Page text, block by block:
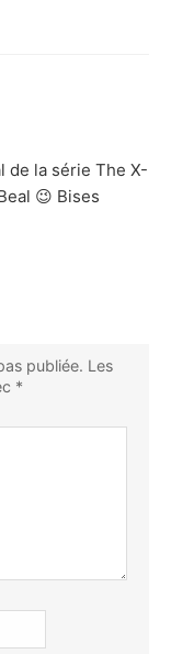
de la série The X-
😉 Bises
publiée. Les
*